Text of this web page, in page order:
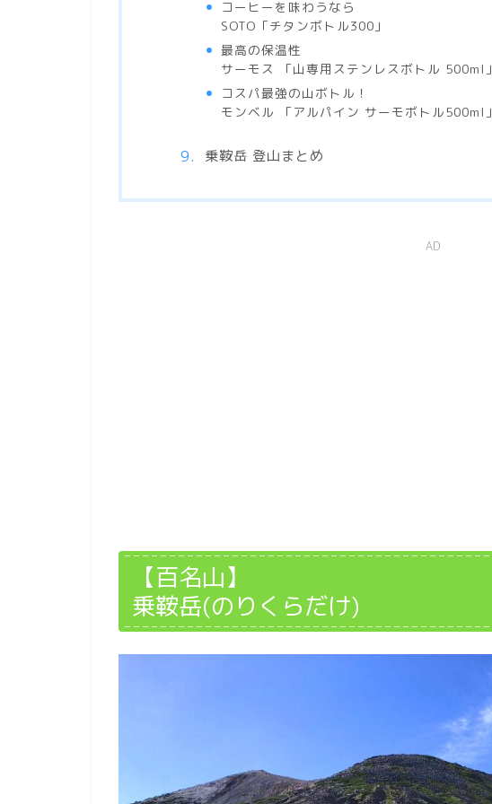
コーヒーを味わうなら
SOTO「チタンボトル300」
最高の保温性
サーモス 「山専用ステンレスボトル 500ml」
コスパ最強の山ボトル！
モンベル 「アルパイン サーモボトル500ml」
乗鞍岳 登山まとめ
AD
【百名山】
乗鞍岳(のりくらだけ)